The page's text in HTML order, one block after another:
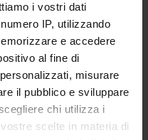
i vostri dati
IP, utilizzando
e accedere
al fine di
misurare
il pubblico e sviluppare
chi utilizza i
scelte in materia di